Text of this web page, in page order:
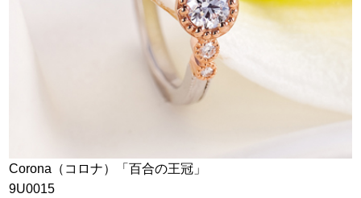
Corona（コロナ）「百合の王冠」
9U0015